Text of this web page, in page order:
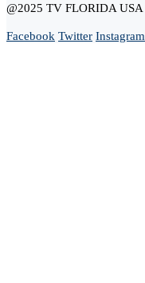
@2025 TV FLORIDA USA
Facebook Twitter Instagram